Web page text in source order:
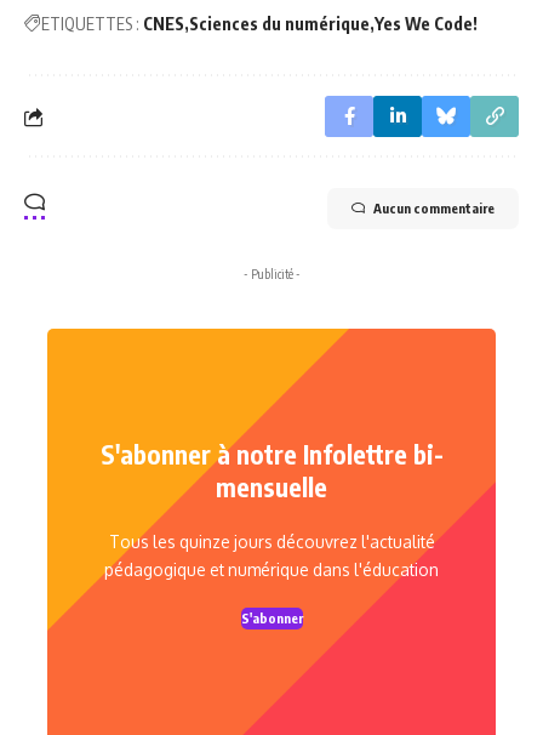
ETIQUETTES : CNES Sciences du numérique Yes We Code!
Aucun commentaire
- Publicité -
S'abonner à notre Infolettre bi-
mensuelle
Tous les quinze jours découvrez l'actualité
pédagogique et numérique dans l'éducation
S'abonner